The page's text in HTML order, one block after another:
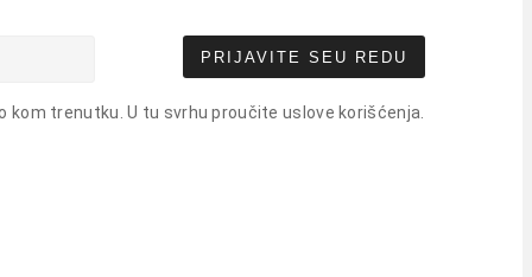
PRIJAVITE SE U REDU
kom trenutku. U tu svrhu proučite uslove korišćenja.